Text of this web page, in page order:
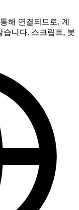
수 있나요?
표시됩니다. 게임
트리밍 옵션을 추가
해 연결되므로, 계
습니다. 스크립트, 봇